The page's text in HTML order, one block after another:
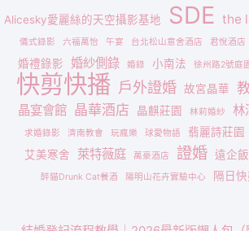
Alicesky愛麗絲的天空攝影基地 SDE the
儀式錄影
六福萬怡 午宴 台北松山意舍酒店 君悅酒店
婚禮錄影
婚紗側錄 婚錄 小南法 徐州路2號庭
快剪快播 戶外證婚 故宮晶華
晶宴會館 晶華酒店 晶麒莊園 林莉婚紗 林
求婚錄影
濟南教會 玩瘋樂 球愛物語 翡麗詩莊園
艾美寒舍 萊特薇庭 萬豪酒店 證婚 遠企
醉貓Drunk Cat餐酒 陽明山花卉實驗中心 隔日